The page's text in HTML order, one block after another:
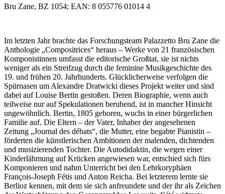
Bru Zane, BZ 1054; EAN: 8 055776 01014 4
Im letzten Jahr brachte das Forschungsteam Palazzetto Bru Zane die
Anthologie „Compositrices“ heraus – Werke von 21 französischen
Komponistinnen umfasst die editorische Großtat, sie ist nichts
weniger als ein Streifzug durch die feminine Musikgeschichte des
19. und frühen 20. Jahrhunderts. Glücklicherweise verfolgen die
Spürnasen um Alexandre Dratwicki dieses Projekt weiter und sind
dabei auf Louise Bertin gestoßen. Deren Biographie, wenn auch
teilweise nur auf Spekulationen beruhend, ist in mancher Hinsicht
ungewöhnlich. Bertin, 1805 geboren, wuchs in einer bürgerlichen
Familie auf. Die Eltern – der Vater, Inhaber der angesehenen
Zeitung „Journal des débats“, die Mutter, eine begabte Pianistin –
förderten die künstlerischen Ambitionen der malenden, dichtenden
und musizierenden Tochter. Die Autodidaktin, die wegen einer
Kinderlähmung auf Krücken angewiesen war, entschied sich fürs
Komponieren und nahm Unterricht bei den Lehrkoryphäen
François-Joseph Fétis und Anton Reicha. Bei letzterem lernte sie
Berlioz kennen, mit dem sie sich anfreundete und der ihr als Zeichen